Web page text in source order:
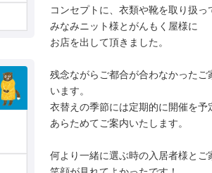
コンセプトに、衣類や靴を取り扱っ
みなみニット様とがんもく屋様に
お店を出して頂きました。
残念ながらご都合が合わなかったご
います。
衣替えの季節には定期的に開催を予
あらためてご案内いたします。
何より一緒に選ぶ時の入居者様とご